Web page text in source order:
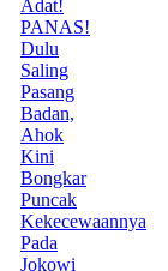
Adat!
PANAS!
Dulu
Saling
Pasang
Badan,
Ahok
Kini
Bongkar
Puncak
Kekecewaannya
Pada
Jokowi